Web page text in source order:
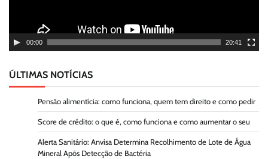
00:00 20:41
ÚLTIMAS NOTÍCIAS
Pensão alimentícia: como funciona, quem tem direito e como pedir
Score de crédito: o que é, como funciona e como aumentar o seu
Alerta Sanitário: Anvisa Determina Recolhimento de Lote de Água
Mineral Após Detecção de Bactéria